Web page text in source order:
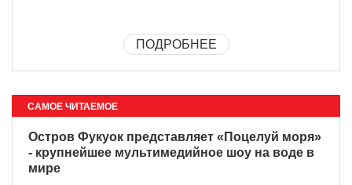
ПОДРОБНЕЕ
САМОЕ ЧИТАЕМОЕ
Остров Фукуок представляет
«Поцелуй моря» - крупнейшее